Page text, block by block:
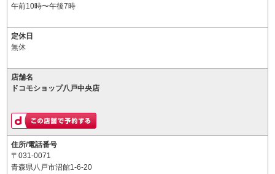
午前10時〜午後7時
定休日
無休
店舗名
ドコモショップ八戸中央店
住所/電話番号
〒031-0071
青森県八戸市沼館1-6-20